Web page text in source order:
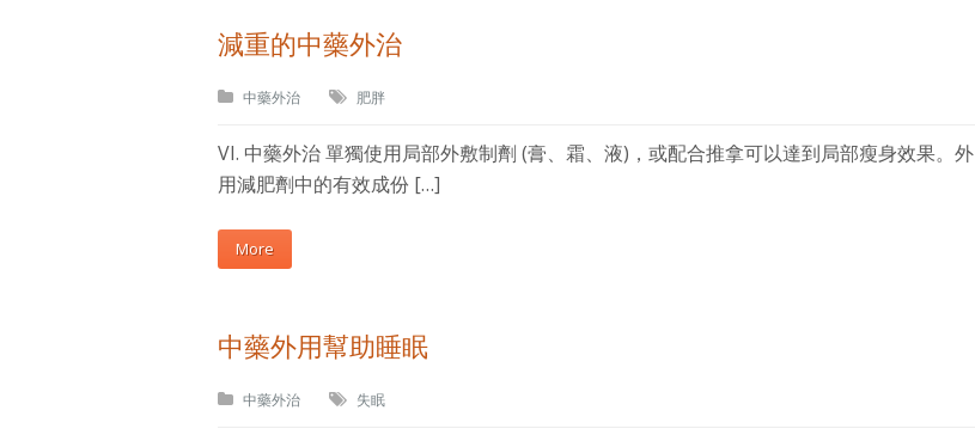
減重的中藥外治
中藥外治 肥胖
VI. 中藥外治 單獨使用局部外敷制劑 (膏、霜、液)，或配合推拿可以達到局部瘦身效果。外
用減肥劑中的有效成份 […]
More
中藥外用幫助睡眠
中藥外治 失眠